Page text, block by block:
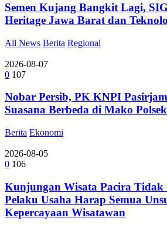
Semen Kujang Bangkit Lagi,
Heritage Jawa Barat dan
All News Berita Regional
2026-08-07
0 107
Nobar Persib, PK KNPI
Suasana Berbeda di Mako Polsek
Berita Ekonomi
2026-08-05
0 106
Kunjungan Wisata Pacira Tidak
Pelaku Usaha Harap Semua
Kepercayaan Wisatawan